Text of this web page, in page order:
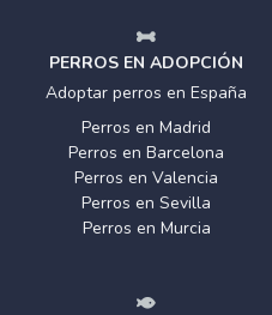
PERROS EN ADOPCIÓN
Adoptar perros en España
Perros en Madrid
Perros en Barcelona
Perros en Valencia
Perros en Sevilla
Perros en Murcia